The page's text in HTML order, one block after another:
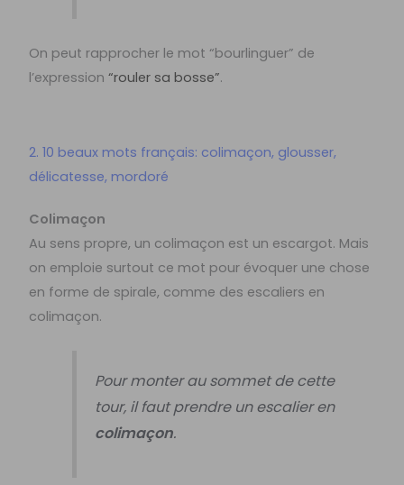
On peut rapprocher le mot “bourlinguer” de
l’expression“rouler sa bosse”.
2. 10 beaux mots français: colimaçon, glousser,
délicatesse, mordoré
Colimaçon
Au sens propre, un colimaçon est un escargot. Mais
on emploie surtout ce mot pour évoquer une chose
en forme de spirale, comme des escaliers en
colimaçon.
Pour monter au sommet de cette
tour, il faut prendre un escalier en
colimaçon.